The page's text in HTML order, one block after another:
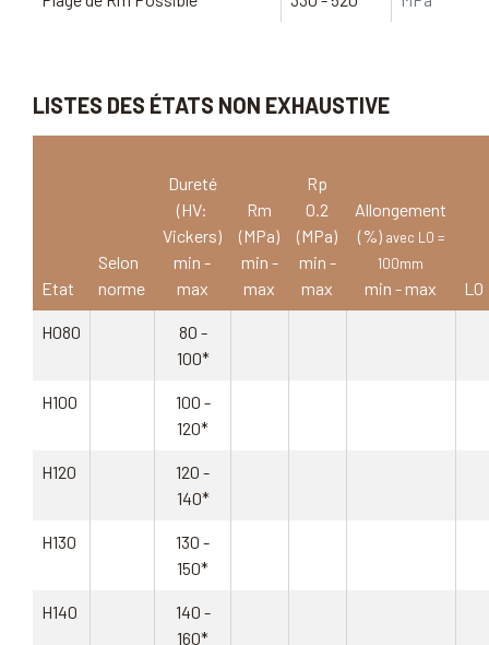
LISTES DES ÉTATS NON EXHAUSTIVE
Etat
Selon
norme
Dureté
(HV:
Vickers)
min -
max
Rm
(MPa)
min -
max
Rp
0.2
(MPa)
min -
max
Allongement
(%) avec L0 =
100mm
min - max L0
H080
80 -
100*
H100
100 -
120*
H120
120 -
140*
H130
130 -
150*
H140
140 -
160*